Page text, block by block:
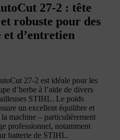
27-2 : tête
robuste pour des
d’entretien
27-2 est idéale pour les
d’herbe à l’aide de divers
STIHL. Le poids
un excellent équilibre et
la machine – particulièrement
professionnel, notamment
batterie de STIHL.